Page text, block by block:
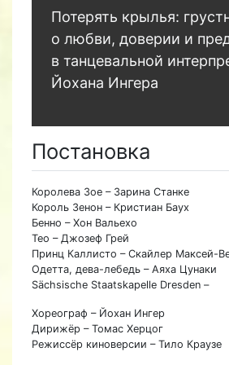
Потерять крылья:
о любви, доверии и
в танцевальной
Йохана Ингера
Постановка
Королева Зое – Зарина Станке
Король Зенон – Кристиан Баух
Бенно – Хон Вальехо
Тео – Джозеф Грей
Принц Каллисто – Скайлер Максей-
Одетта, дева-лебедь – Аяха Цунаки
Sächsische Staatskapelle Dresden –
Хореограф – Йохан Ингер
Дирижёр – Томас Херцог
Режиссёр киноверсии – Тило Краузе